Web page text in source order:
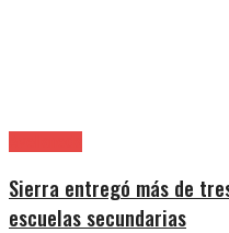
Sierra entregó más de
escuelas secundarias